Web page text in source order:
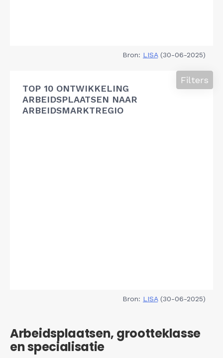
Bron: LISA(30-06-2025)
TOP 10 ONTWIKKELING
ARBEIDSPLAATSEN NAAR
ARBEIDSMARKTREGIO
Filters
Bron: LISA(30-06-2025)
Arbeidsplaatsen, grootteklasse
en specialisatie